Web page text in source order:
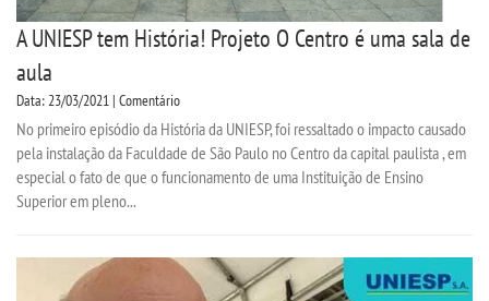
A UNIESP tem História! Projeto O Centro é uma sala de
aula
Data: 23/03/2021 | Comentário
No primeiro episódio da História da UNIESP, foi ressaltado o impacto causado
pela instalação da Faculdade de São Paulo no Centro da capital paulista , em
especial o fato de que o funcionamento de uma Instituição de Ensino
Superior em pleno...